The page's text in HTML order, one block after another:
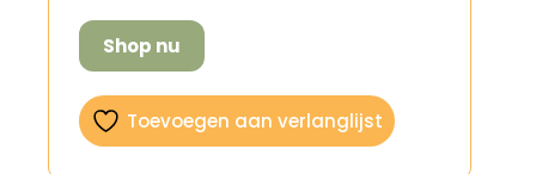
Shop nu
Toevoegen aan verlanglijst